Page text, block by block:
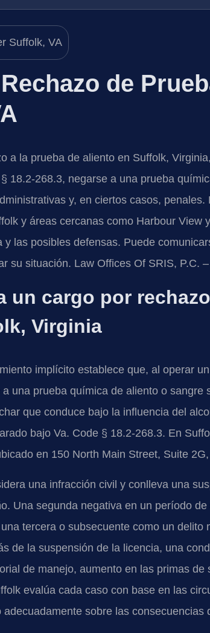
de
a la prueba de aliento en Suffolk,
18.2-268.3, negarse a una prueba
y, en ciertos casos, penales.
y áreas cercanas como Harbour View
y las posibles defensas. Puede
su situación. Law Offices Of SRIS, P.C.
un cargo por
Virginia
implícito establece que, al operar
una prueba química de aliento o sangre
que conduce bajo la influencia del
bajo Va. Code § 18.2-268.3. En
en 150 North Main Street, Suite
una infracción civil y conlleva una
Una segunda negativa en un período
tercera o subsecuente como un delito
de la suspensión de la licencia, una
de manejo, aumento en las primas de
evalúa cada caso con base en las
sobre las consecuencias